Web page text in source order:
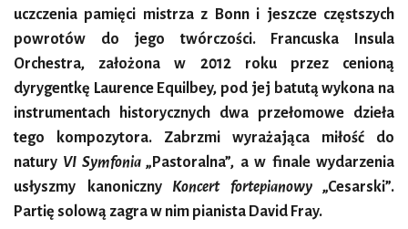
uczczenia pamięci mistrza z Bonn i jeszcze częstszych
powrotów do jego twórczości. Francuska Insula
Orchestra, założona w 2012 roku przez cenioną
dyrygentkę Laurence Equilbey, pod jej batutą wykona na
instrumentach historycznych dwa przełomowe dzieła
tego kompozytora. Zabrzmi wyrażająca miłość do
natury VI Symfonia„Pastoralna”, a w finale wydarzenia
usłyszmy kanonicznyKoncert fortepianowy „Cesarski”.
Partię solową zagra w nim pianista David Fray.